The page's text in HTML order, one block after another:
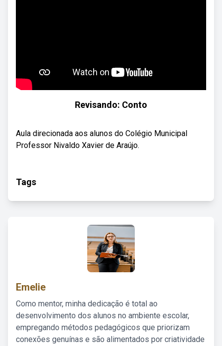
Revisando: Conto
Aula direcionada aos alunos do Colégio Municipal
Professor Nivaldo Xavier de Araújo.
Tags
Emelie
Como mentor, minha dedicação é total ao
desenvolvimento dos alunos no ambiente escolar,
empregando métodos pedagógicos que priorizam
conexões genuínas e são alimentados por criatividade